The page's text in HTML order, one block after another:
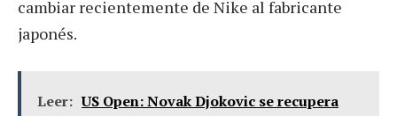
cambiar recientemente de Nike al fabricante
japonés.
Leer: US Open: Novak Djokovic se recupera